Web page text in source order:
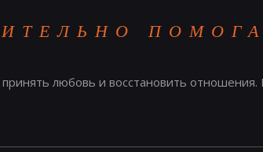
любовь и восстановить отношения.